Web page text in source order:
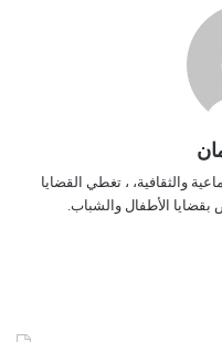
والثقافية، ، تغطي القضايا
بقضايا الأطفال والشباب.